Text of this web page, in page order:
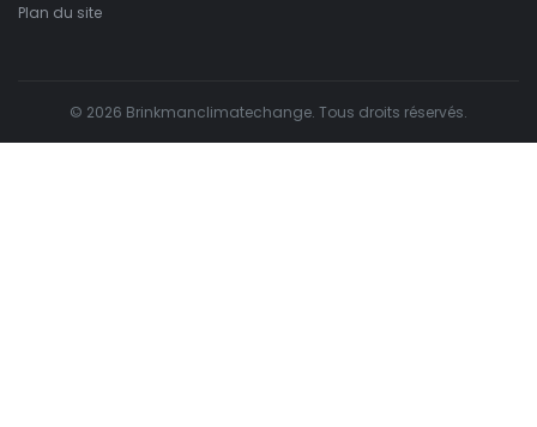
Plan du site
© 2026 Brinkmanclimatechange. Tous droits réservés.